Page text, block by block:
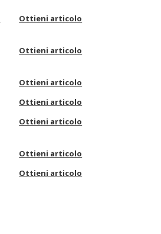
Ottieni articolo
Ottieni articolo
Ottieni articolo
Ottieni articolo
Ottieni articolo
Ottieni articolo
Ottieni articolo